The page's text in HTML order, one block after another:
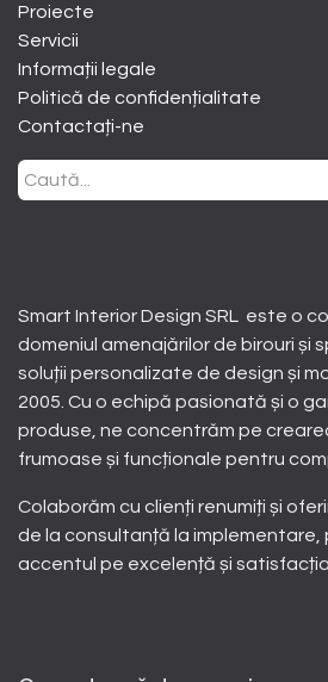
​Proiecte
Servicii
Informații legale
Politică de confidențialitate
Contactați-ne
Smart Interior Design SRL este o
domeniul amenajărilor de birouri și
soluții personalizate de design și
2005. Cu o echipă pasionată și o
produse, ne concentrăm pe
frumoase și funcționale pentru
Colaborăm cu clienți renumiți și
de la consultanță la implementare,
accentul pe excelență și satisfacția